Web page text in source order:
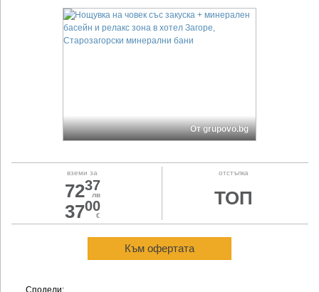
От grupovo.bg
вземи за
7237
лв
3700
€
отстъпка
ТОП
Към офертата
Сподели: